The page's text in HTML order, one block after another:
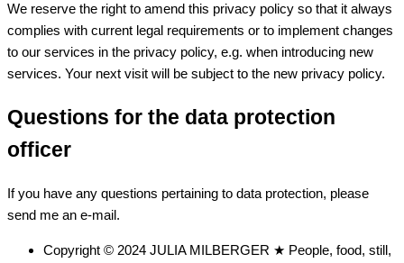
We reserve the right to amend this privacy policy so that it always
complies with current legal requirements or to implement changes
to our services in the privacy policy, e.g. when introducing new
services. Your next visit will be subject to the new privacy policy.
Questions for the data protection
officer
If you have any questions pertaining to data protection, please
send me an e-mail.
Copyright © 2024 JULIA MILBERGER ★ People, food, still,